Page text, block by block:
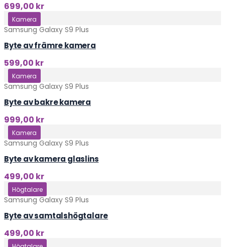
699,00 kr
Klicka här
Kamera
Samsung Galaxy S9 Plus
Byte av främre kamera
599,00 kr
Klicka här
Kamera
Samsung Galaxy S9 Plus
Byte av bakre kamera
999,00 kr
Klicka här
Kamera
Samsung Galaxy S9 Plus
Byte av kamera glaslins
499,00 kr
Klicka här
Högtalare
Samsung Galaxy S9 Plus
Byte av samtalshögtalare
499,00 kr
Klicka här